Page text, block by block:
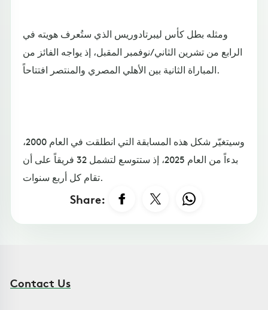
ومثله بطل كأس ليبرتادوريس الذي ستُعرف هويته في
الرابع من تشرين الثاني/نوفمبر المقبل، إذ يواجه الفائز من
المباراة الثانية بين الأهلي المصري والمنتصر افتتاحاً.
وسيتغيّر شكل هذه المسابقة التي انطلقت في العام 2000،
بدءاً من العام 2025، إذ ستتوسع لتشمل 32 فريقاً على أن
تقام كل أربع سنوات.
Share:
Contact Us